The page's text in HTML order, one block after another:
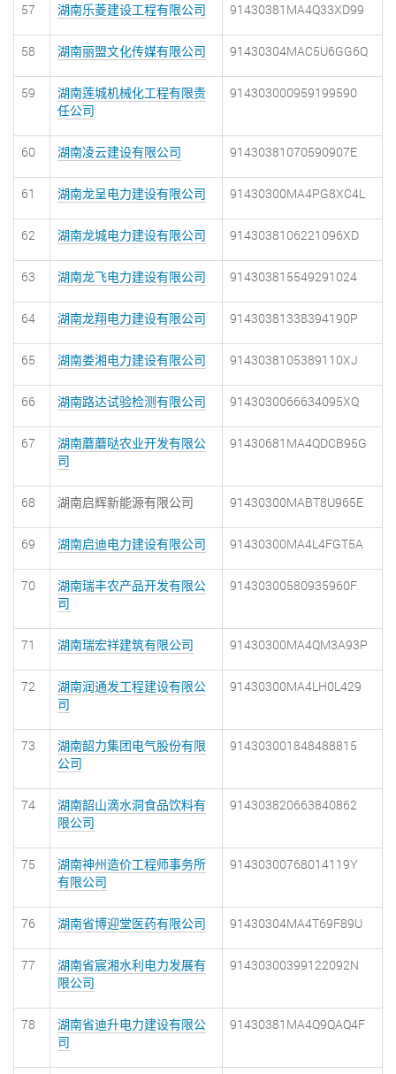
57 湖南乐菱建设工程有限公司 91430381MA4Q33XD99
58 湖南丽盟文化传媒有限公司 91430304MAC5U6GG6Q
59
湖南莲城机械化工程有限责
任公司
914303000959199590
60 湖南凌云建设有限公司 91430381070590907E
61 湖南龙呈电力建设有限公司 91430300MA4PG8XC4L
62 湖南龙城电力建设有限公司 9143038106221096XD
63 湖南龙飞电力建设有限公司 914303815549291024
64 湖南龙翔电力建设有限公司 91430381338394190P
65 湖南娄湘电力建设有限公司 9143038105389110XJ
66 湖南路达试验检测有限公司 9143030066634095XQ
67
湖南蘑蘑哒农业开发有限公
司
91430681MA4QDCB95G
68 湖南启辉新能源有限公司 91430300MABT8U965E
69 湖南启迪电力建设有限公司 91430300MA4L4FGT5A
70
湖南瑞丰农产品开发有限公
司
91430300580935960F
71 湖南瑞宏祥建筑有限公司 91430300MA4QM3A93P
72
湖南润通发工程建设有限公
司
91430300MA4LH0L429
73
湖南韶力集团电气股份有限
公司
914303001848488815
74
湖南韶山滴水洞食品饮料有
限公司
914303820663840862
75
湖南神州造价工程师事务所
有限公司
91430300768014119Y
76 湖南省博迎堂医药有限公司 91430304MA4T69F89U
77
湖南省宸湘水利电力发展有
限公司
91430300399122092N
78
湖南省迪升电力建设有限公
司
91430381MA4Q9QAQ4F